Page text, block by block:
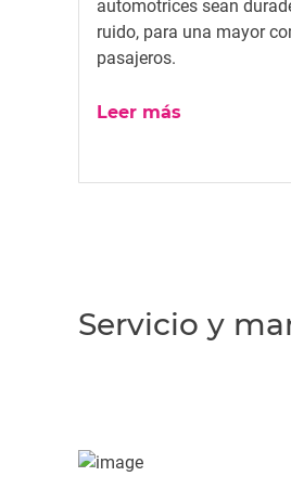
automotrices sean
ruido, para una mayor
pasajeros.
Leer más
Servicio y